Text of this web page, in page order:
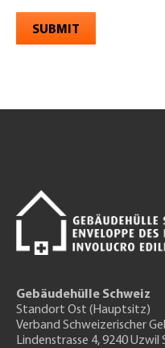
SUBMIT
Gebäudehülle Schweiz
Standort Ost (Hauptsitz)
Verband Schweizerischer
Lindenstrasse 4, 9240 Uzwil